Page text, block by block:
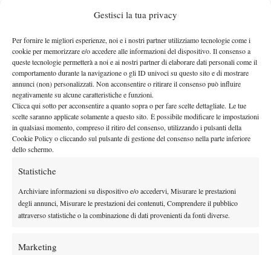
Gestisci la tua privacy
Per fornire le migliori esperienze, noi e i nostri partner utilizziamo tecnologie come i
cookie per memorizzare e/o accedere alle informazioni del dispositivo. Il consenso a
queste tecnologie permetterà a noi e ai nostri partner di elaborare dati personali come il
comportamento durante la navigazione o gli ID univoci su questo sito e di mostrare
annunci (non) personalizzati. Non acconsentire o ritirare il consenso può influire
negativamente su alcune caratteristiche e funzioni.
Clicca qui sotto per acconsentire a quanto sopra o per fare scelte dettagliate. Le tue
scelte saranno applicate solamente a questo sito. È possibile modificare le impostazioni
in qualsiasi momento, compreso il ritiro del consenso, utilizzando i pulsanti della
Cookie Policy o cliccando sul pulsante di gestione del consenso nella parte inferiore
dello schermo.
Statistiche
Archiviare informazioni su dispositivo e/o accedervi, Misurare le prestazioni
degli annunci, Misurare le prestazioni dei contenuti, Comprendere il pubblico
attraverso statistiche o la combinazione di dati provenienti da fonti diverse.
Marketing
momento in cui L’atleta toccherà il suolo la palla avrà già
potersi preparare alla risposta.
Il segreto nella risposta al servizio non è lo step ma quando
questo viene eseguito e con che modalità visuo-motorie un
giocatore si approccia a questo fondamentale del tennis. Vi siete
mai chiesti perché quasi mai giocatore prova la risposta al
servizio durante il riscaldamento pre partita in
campo? Probabilmente perché è l’unico colpo lasciato all’istinto,
alla reattività, in quanto la palla non viene gestita da noi ma dal
nostro avversario.
con la palla (di tutti i fondamentali) attraverso il processo visivo-
neurologico-motorio, abituando a porre l’attenzione sui dettagli
imparando a vedere e fare la cosa giusta al momento giusto.